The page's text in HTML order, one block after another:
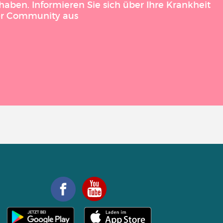
Informieren Sie sich über Ihre Krankheit
Community aus